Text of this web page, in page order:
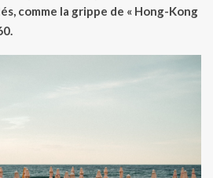
comme la grippe de « Hong-Kong